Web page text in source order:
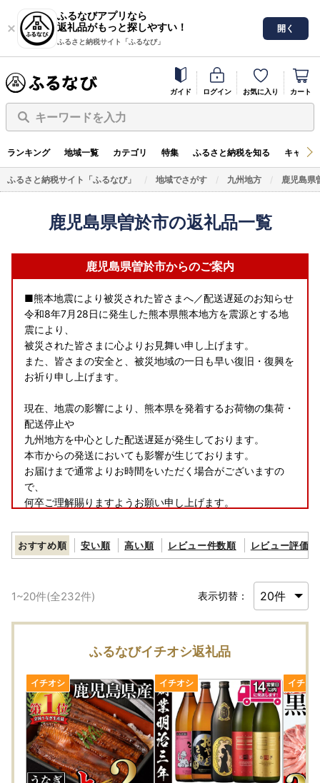
ふるなびアプリなら
返礼品がもっと探しやすい！
ふるさと納税サイト「ふるなび」
開く
ガイド ログイン お気に入り カート
キーワードを入力
ランキング 地域一覧 カテゴリ 特集 ふるさと納税を知る キャン
ふるさと納税サイト「ふるなび」 地域でさがす 九州地方 鹿児島県
鹿児島県曽於市の返礼品一覧
鹿児島県曽於市からのご案内
■熊本地震により被災された皆さまへ／配送遅延のお知らせ
令和8年7月28日に発生した熊本県熊本地方を震源とする地
震により、
被災された皆さまに心よりお見舞い申し上げます。
また、皆さまの安全と、被災地域の一日も早い復旧・復興を
お祈り申し上げます。
現在、地震の影響により、熊本県を発着するお荷物の集荷・
配送停止や
九州地方を中心とした配送遅延が発生しております。
本市からの発送においても影響が生じております。
お届けまで通常よりお時間をいただく場合がございますの
で、
何卒ご理解賜りますようお願い申し上げます。
おすすめ順 安い順 高い順 レビュー件数順 レビュー評価順
1~20件(全232件) 表示切替：
ふるなびイチオシ返礼品